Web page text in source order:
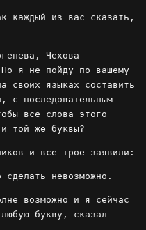
каждый из вас сказать,
Чехова -
я не пойду по вашему
своих языках составить
с последовательным
все слова этого
той же буквы?
и все трое заявили:
невозможно.
возможно и я сейчас
букву, сказал